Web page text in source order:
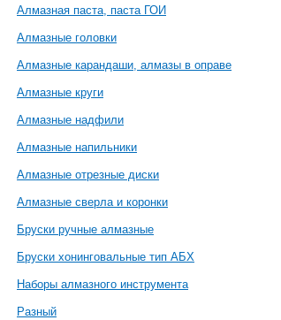
Алмазная паста, паста ГОИ
Алмазные головки
Алмазные карандаши, алмазы в оправе
Алмазные круги
Алмазные надфили
Алмазные напильники
Алмазные отрезные диски
Алмазные сверла и коронки
Бруски ручные алмазные
Бруски хонинговальные тип АБХ
Наборы алмазного инструмента
Разный